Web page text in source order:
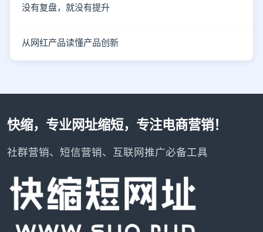
没有复盘，就没有提升
从网红产品读懂产品创新
快缩，专业网址缩短，专注电商营销！
社群营销、短信营销、互联网推广必备工具